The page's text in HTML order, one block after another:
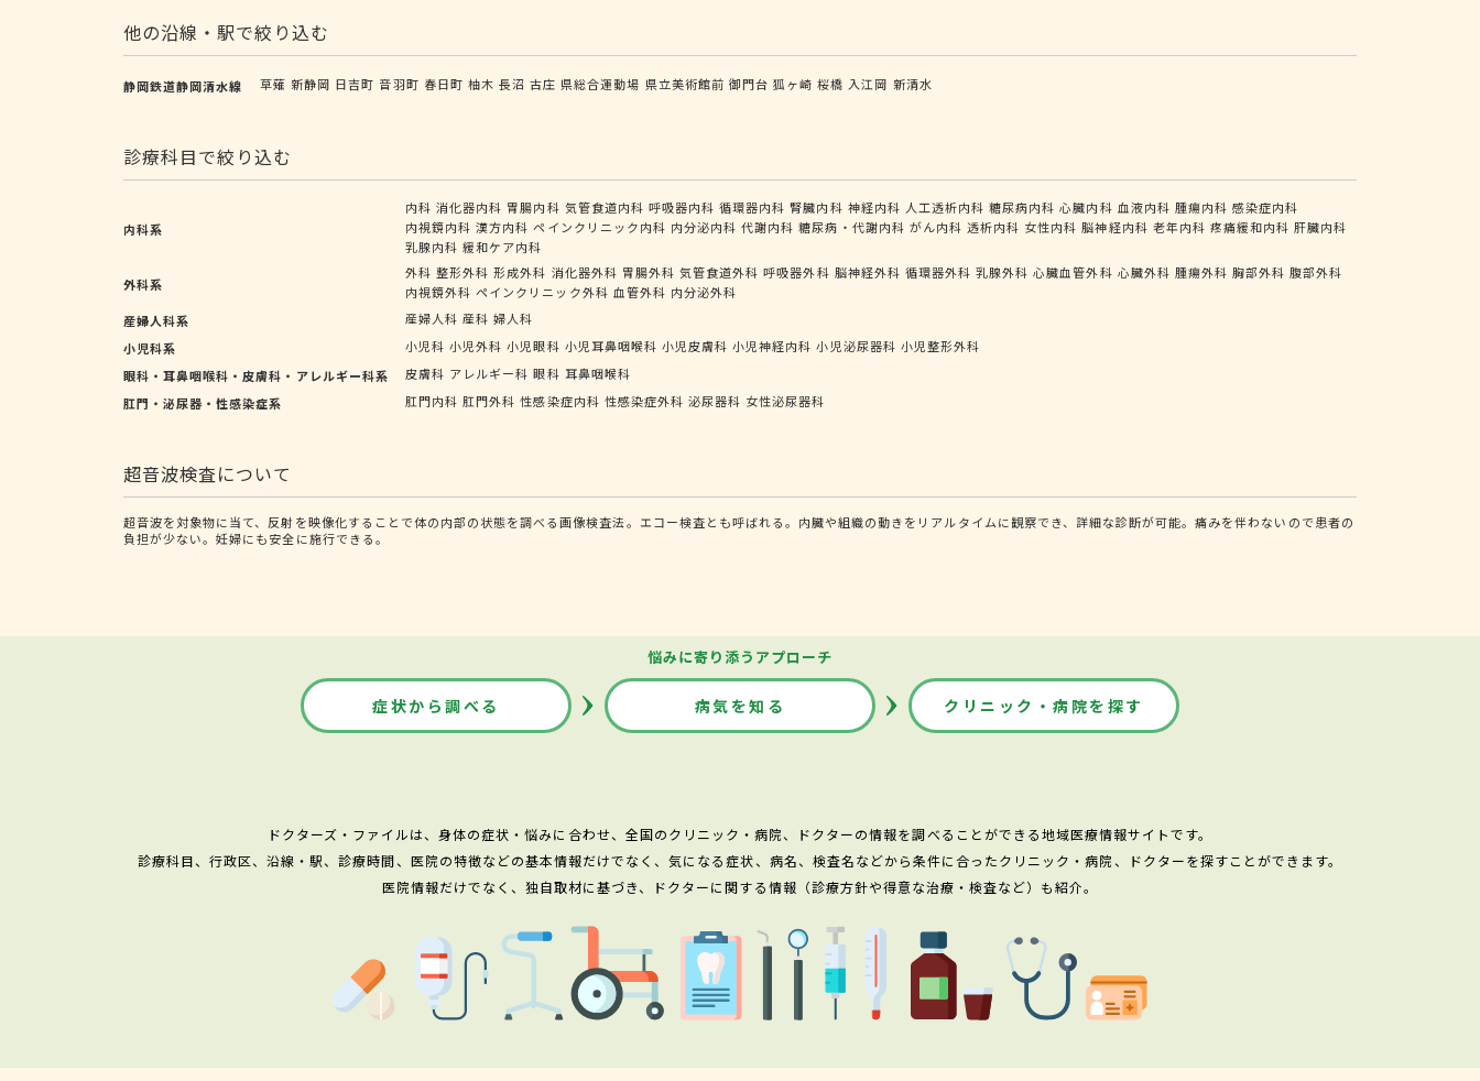
他の沿線・駅で絞り込む
静岡鉄道静岡清水線 草薙 新静岡 日吉町 音羽町 春日町 柚木 長沼 古庄 県総合運動場 県立美術館前 御門台 狐ヶ崎 桜橋 入江岡 新清水
診療科目で絞り込む
内科系
内科 消化器内科 胃腸内科 気管食道内科 呼吸器内科 循環器内科 腎臓内科 神経内科 人工透析内科 糖尿病内科 心臓内科 血液内科 腫瘍内科 感染症内科
内視鏡内科 漢方内科 ペインクリニック内科 内分泌内科 代謝内科 糖尿病・代謝内科 がん内科 透析内科 女性内科 脳神経内科 老年内科 疼痛緩和内科 肝臓内科
乳腺内科 緩和ケア内科
外科系
外科 整形外科 形成外科 消化器外科 胃腸外科 気管食道外科 呼吸器外科 脳神経外科 循環器外科 乳腺外科 心臓血管外科 心臓外科 腫瘍外科 胸部外科 腹部外科
内視鏡外科 ペインクリニック外科 血管外科 内分泌外科
産婦人科系
産婦人科 産科 婦人科
小児科系
小児科 小児外科 小児眼科 小児耳鼻咽喉科 小児皮膚科 小児神経内科 小児泌尿器科 小児整形外科
眼科・耳鼻咽喉科・皮膚科・アレルギー科系
皮膚科 アレルギー科 眼科 耳鼻咽喉科
肛門・泌尿器・性感染症系
肛門内科 肛門外科 性感染症内科 性感染症外科 泌尿器科 女性泌尿器科
超音波検査について
超音波を対象物に当て、反射を映像化することで体の内部の状態を調べる画像検査法。エコー検査とも呼ばれる。内臓や組織の動きをリアルタイムに観察でき、詳細な診断が可能。痛みを伴わないので患者の
負担が少ない。妊婦にも安全に施行できる。
悩みに寄り添うアプローチ
症状から調べる 病気を知る クリニック・病院を探す
ドクターズ・ファイルは、身体の症状・悩みに合わせ、全国のクリニック・病院、ドクターの情報を調べることができる地域医療情報サイトです。
診療科目、行政区、沿線・駅、診療時間、医院の特徴などの基本情報だけでなく、気になる症状、病名、検査名などから条件に合ったクリニック・病院、ドクターを探すことができます。
医院情報だけでなく、独自取材に基づき、ドクターに関する情報（診療方針や得意な治療・検査など）も紹介。